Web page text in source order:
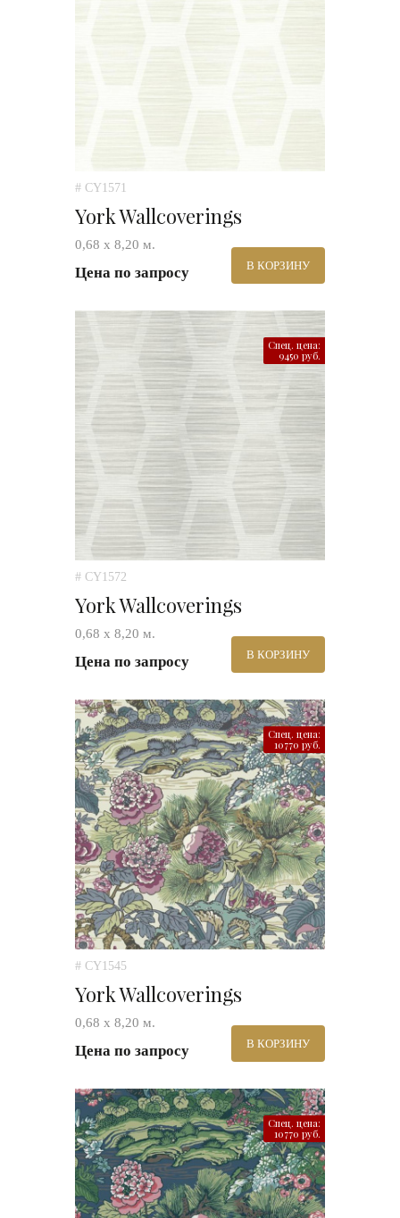
# CY1571
York Wallcoverings
0,68 х 8,20 м.
Цена по запросу В КОРЗИНУ
Спец. цена:
9450 руб.
# CY1572
York Wallcoverings
0,68 х 8,20 м.
Цена по запросу В КОРЗИНУ
Спец. цена:
10770 руб.
# CY1545
York Wallcoverings
0,68 х 8,20 м.
Цена по запросу В КОРЗИНУ
Спец. цена:
10770 руб.